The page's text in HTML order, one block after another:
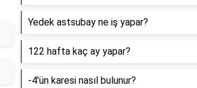
Yedek astsubay ne iş yapar?
122 hafta kaç ay yapar?
-4'ün karesi nasıl bulunur?